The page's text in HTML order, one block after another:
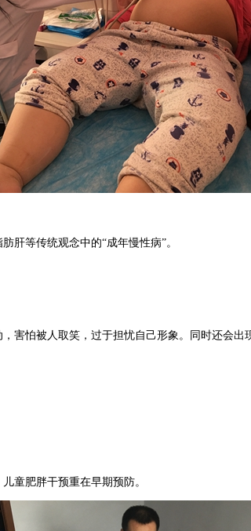
肝等传统观念中的“成年慢性病”。
害怕被人取笑，过于担忧自己形象。同时还会
儿童肥胖干预重在早期预防。